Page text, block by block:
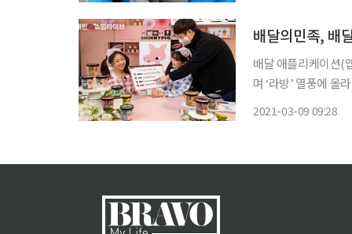
배달의민족, 배
배달 애플리케이션(
며 ‘라방’ 열풍에 올라탔다. 배달의민족(배민)을 운영하는 우아한형제
2021-03-09 09:28